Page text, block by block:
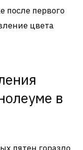
после первого
цвета
в